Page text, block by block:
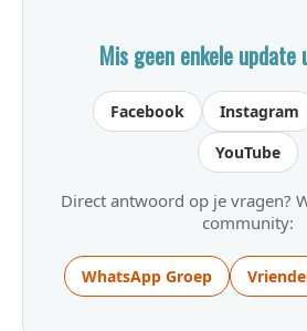
Mis geen enkele update
Facebook Instagram
YouTube
Direct antwoord op je vragen?
community:
WhatsApp Groep